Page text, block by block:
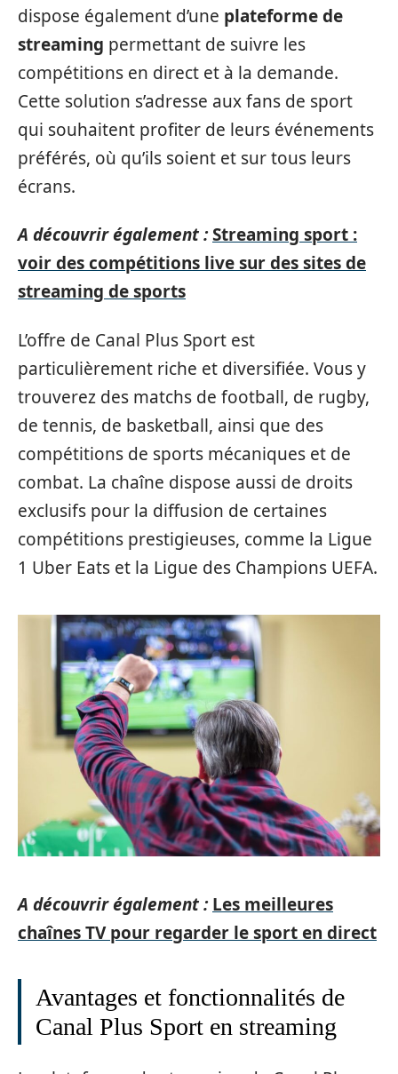
dispose également d’une plateforme de
streaming permettant de suivre les
compétitions en direct et à la demande.
Cette solution s’adresse aux fans de sport
qui souhaitent profiter de leurs événements
préférés, où qu’ils soient et sur tous leurs
écrans.
A découvrir également :Streaming sport :
voir des compétitions live sur des sites de
streaming de sports
L’offre de Canal Plus Sport est
particulièrement riche et diversifiée. Vous y
trouverez des matchs de football, de rugby,
de tennis, de basketball, ainsi que des
compétitions de sports mécaniques et de
combat. La chaîne dispose aussi de droits
exclusifs pour la diffusion de certaines
compétitions prestigieuses, comme la Ligue
1 Uber Eats et la Ligue des Champions UEFA.
A découvrir également : Les meilleures
chaînes TV pour regarder le sport en direct
Avantages et fonctionnalités de
Canal Plus Sport en streaming